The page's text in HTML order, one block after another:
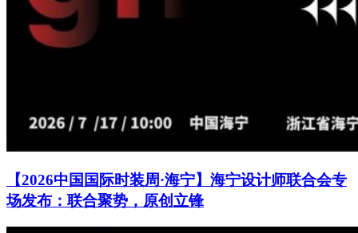
【2026中国国际时装周·海宁】海宁设计师联合会专
场发布：联合聚势，原创立锋